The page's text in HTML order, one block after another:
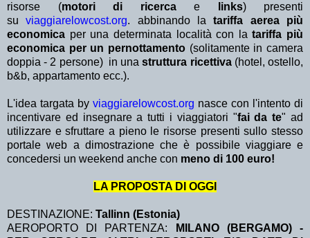
risorse (motori di ricerca e links) presenti
suviaggiarelowcost.org. abbinando la tariffa aerea più
economica per una determinata località con latariffa più
economica per un pernottamento (solitamente in camera
doppia - 2 persone) in unastruttura ricettiva(hotel, ostello,
b&b, appartamento ecc.).
L'idea targata by viaggiarelowcost.org nasce con l'intento di
incentivare ed insegnare a tutti i viaggiatori "fai da te" ad
utilizzare e sfruttare a pieno le risorse presenti sullo stesso
portale web a dimostrazione che è possibile viaggiare e
concedersi un weekend anche con meno di 100 euro!
LA PROPOSTA DI OGGI
DESTINAZIONE: Tallinn (Estonia)
AEROPORTO DI PARTENZA:
MILANO (BERGAMO) -